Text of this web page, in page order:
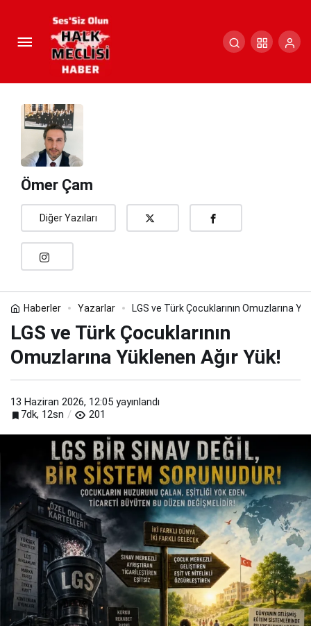
Ömer Çam
Diğer Yazıları
Haberler Yazarlar LGS ve Türk Çocuklarının Omuzlarına
LGS ve Türk Çocuklarının
Omuzlarına Yüklenen Ağır Yük!
13 Haziran 2026, 12:05 yayınlandı
7dk, 12sn
201
LGS ve Türk Çocuklarının
Omuzlarına Yüklenen Ağır Yük!
Yorum Yap